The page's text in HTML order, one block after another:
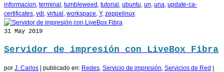
informacion terminal tumbleweed tutorial ubuntu un una update-ca-
certificates vdi virtual workspace Y, zeppelinux
31 May 2019
Servidor de impresión con LiveBox Fibra
por J. Carlos | publicado en: Redes Servicio de impresión Servicios de Red |